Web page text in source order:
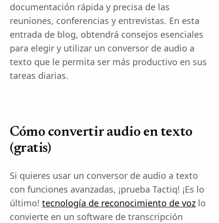
documentación rápida y precisa de las
reuniones, conferencias y entrevistas. En esta
entrada de blog, obtendrá consejos esenciales
para elegir y utilizar un conversor de audio a
texto que le permita ser más productivo en sus
tareas diarias.
Cómo convertir audio en texto
(gratis)
Si quieres usar un conversor de audio a texto
con funciones avanzadas, ¡prueba Tactiq! ¡Es lo
último! tecnología de reconocimiento de voz lo
convierte en un software de transcripción